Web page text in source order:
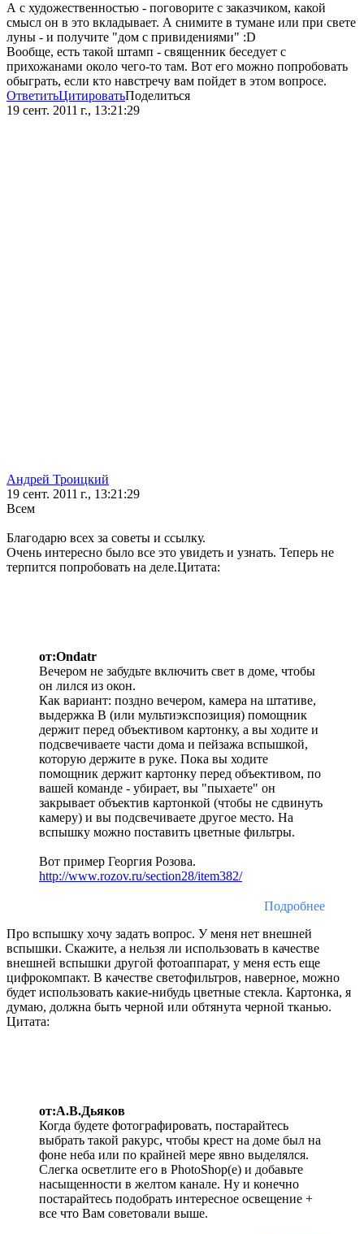
А с художественностью - поговорите с заказчиком, какой
смысл он в это вкладывает. А снимите в тумане или при свете
луны - и получите "дом с привидениями" :D
Вообще, есть такой штамп - священник беседует с
прихожанами около чего-то там. Вот его можно попробовать
обыграть, если кто навстречу вам пойдет в этом вопросе.
ОтветитьЦитироватьПоделиться
19 сент. 2011 г., 13:21:29
Андрей Троицкий
19 сент. 2011 г., 13:21:29
Всем
Благодарю всех за советы и ссылку.
Очень интересно было все это увидеть и узнать. Теперь не
терпится попробовать на деле.Цитата:
от:Ondatr
Вечером не забудьте включить свет в доме, чтобы
он лился из окон.
Как вариант: поздно вечером, камера на штативе,
выдержка В (или мультиэкспозиция) помощник
держит перед объективом картонку, а вы ходите и
подсвечиваете части дома и пейзажа вспышкой,
которую держите в руке. Пока вы ходите
помощник держит картонку перед объективом, по
вашей команде - убирает, вы "пыхаете" он
закрывает объектив картонкой (чтобы не сдвинуть
камеру) и вы подсвечиваете другое место. На
вспышку можно поставить цветные фильтры.
Вот пример Георгия Розова.
http://www.rozov.ru/section28/item382/
Подробнее
Про вспышку хочу задать вопрос. У меня нет внешней
вспышки. Скажите, а нельзя ли использовать в качестве
внешней вспышки другой фотоаппарат, у меня есть еще
цифрокомпакт. В качестве светофильтров, наверное, можно
будет использовать какие-нибудь цветные стекла. Картонка, я
думаю, должна быть черной или обтянута черной тканью.
Цитата:
от:А.В.Дьяков
Когда будете фотографировать, постарайтесь
выбрать такой ракурс, чтобы крест на доме был на
фоне неба или по крайней мере явно выделялся.
Слегка осветлите его в PhotoShop(e) и добавьте
насыщенности в желтом канале. Ну и конечно
постарайтесь подобрать интересное освещение +
все что Вам советовали выше.